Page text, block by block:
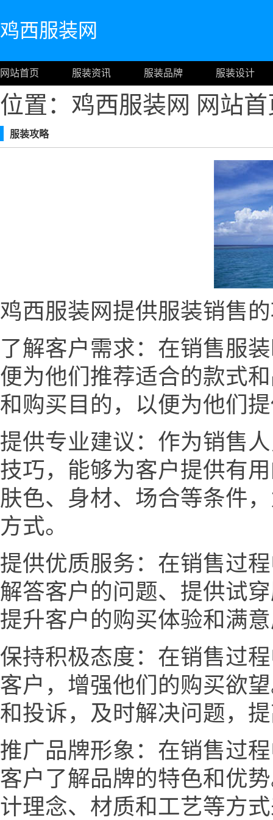
鸡西服装网
网站首页 服装资讯 服装品牌 服装设计
位置：鸡西服装网 网站
服装攻略
鸡西服装网提供服装销售
了解客户需求：在销售服
便为他们推荐适合的款式
和购买目的，以便为他们
提供专业建议：作为销售
技巧，能够为客户提供有
肤色、身材、场合等条件
方式。
提供优质服务：在销售过
解答客户的问题、提供试
提升客户的购买体验和满
保持积极态度：在销售过
客户，增强他们的购买欲
和投诉，及时解决问题，
推广品牌形象：在销售过
客户了解品牌的特色和优
计理念、材质和工艺等方